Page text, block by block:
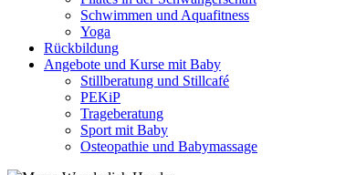
Schwimmen und Aquafitness
Yoga
Rückbildung
Angebote und Kurse mit Baby
Stillberatung und Stillcafé
PEKiP
Trageberatung
Sport mit Baby
Osteopathie und Babymassage